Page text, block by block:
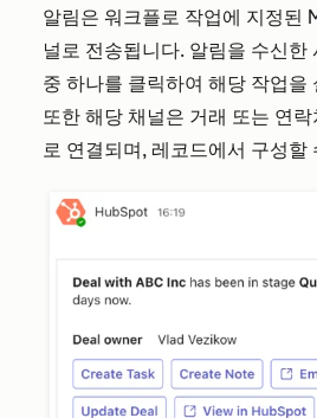
알림은 워크플로 작업에 지정된
널로 전송됩니다. 알림을 수신한
중 하나를 클릭하여 해당 작업을
또한 해당 채널은 거래 또는 연
로 연결되며, 레코드에서 구성할